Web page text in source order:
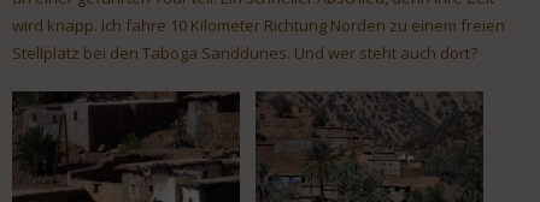
wird knapp. Ich fahre 10 Kilometer Richtung Norden zu einem freien
Stellplatz bei den Taboga Sanddunes. Und wer steht auch dort?